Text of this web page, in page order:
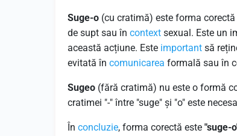
Suge-o (cu cratimă) este forma
de supt sau în context sexual. Este un
această acțiune. Este important să
evitată în comunicarea formală sau în
Sugeo (fără cratimă) nu este o formă
cratimei "-" între "suge" și "o" este
În concluzie, forma corectă este "suge-